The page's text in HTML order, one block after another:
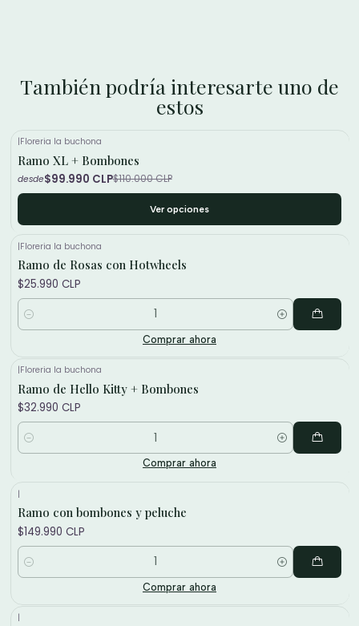
También podría interesarte uno de
estos
-9%
|Floreria la buchona
Ramo XL + Bombones
desde$99.990 CLP$110.000 CLP
Ver opciones
|Floreria la buchona
Ramo de Rosas con Hotwheels
$25.990 CLP
Cantidad
Comprar ahora
|Floreria la buchona
Ramo de Hello Kitty + Bombones
$32.990 CLP
Cantidad
Comprar ahora
|
Ramo con bombones y peluche
$149.990 CLP
Cantidad
Comprar ahora
|